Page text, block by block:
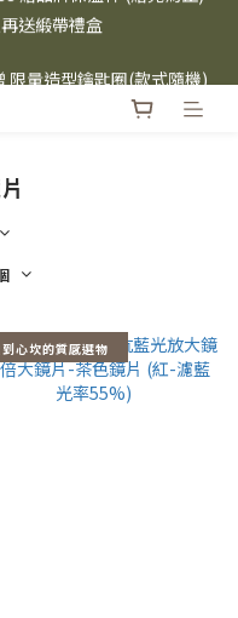
$100 / 滿$2200折$200 /
送緞帶禮盒
熱銷中🔥
EspressoTokyo)
心坎的質感選物